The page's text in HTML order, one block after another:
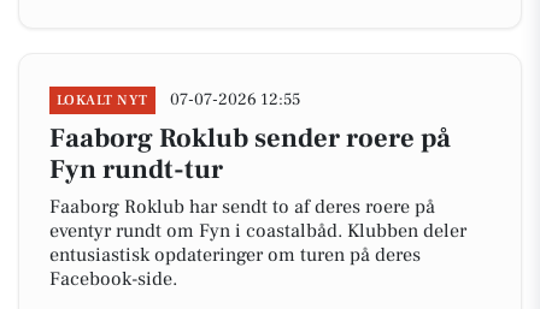
LOKALT NYT 07-07-2026 12:55
Faaborg Roklub sender roere på
Fyn rundt-tur
Faaborg Roklub har sendt to af deres roere på
eventyr rundt om Fyn i coastalbåd. Klubben deler
entusiastisk opdateringer om turen på deres
Facebook-side.